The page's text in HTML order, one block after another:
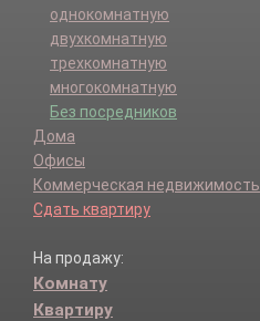
однокомнатную
двухкомнатную
трехкомнатную
многокомнатную
Без посредников
Дома
Офисы
Коммерческая недвижимость
Сдать квартиру
На продажу:
Комнату
Квартиру